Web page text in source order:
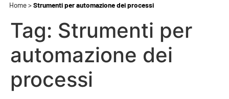
Home>Strumenti per automazione dei processi
Tag: Strumenti per
automazione dei
processi